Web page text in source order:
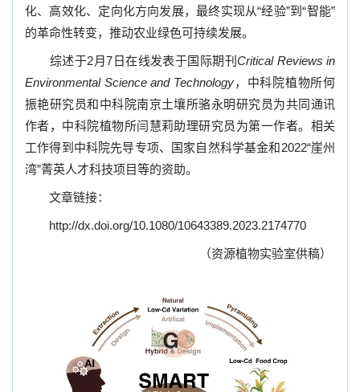
化、高效化、定向化方向发展，最终实现从“经验”到“智能”
的革命性转变，推动农业绿色可持续发展。
综述于2月7 日在线发表于国际期刊Critical Reviews in
Environmental Science and Technology，中科院植物所何
振艳研究员和中科院南京土壤所骆永明研究员为共同通讯
作者，中科院植物所闫慧莉助理研究员为第一作者。相关
工作得到 中科院先导专项、国家自然科学基金和2022“崖州
湾”菁英人才科技项目等的资助。
文章链接：
http://dx.doi.org/10.1080/10643389.2023.2174770
（资源植物实验室供稿）